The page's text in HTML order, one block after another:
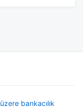
bankacılık